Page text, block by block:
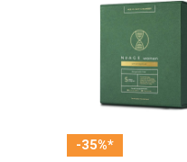
-35%*